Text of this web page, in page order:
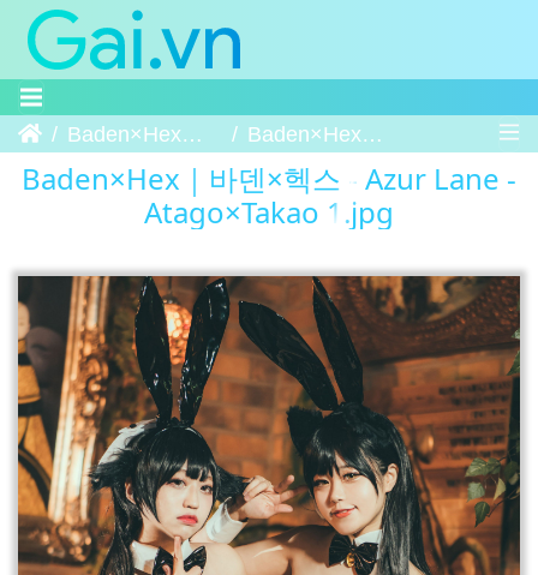
Trang chủBaden×Hex｜바덴×헥스 - Azur Lane - Atago×Takao Baden×Hex｜바덴×헥스 - Azur Lane - Atago×Takao 1
Baden×Hex｜바덴×헥스 - Azur Lane -
Atago×Takao 1.jpg